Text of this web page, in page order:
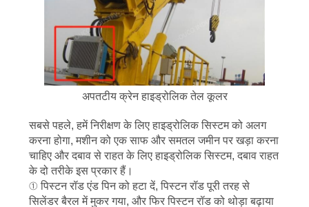
CONTACT
साइटमैप
गोपनीयता
अपतटीय क्रेन हाइड्रोलिक तेल कूलर
सबसे पहले, हमें निरीक्षण के लिए हाइड्रोलिक सिस्टम को अलग
करना होगा, मशीन को एक साफ और समतल जमीन पर खड़ा करना
चाहिए और दबाव से राहत के लिए हाइड्रोलिक सिस्टम, दबाव राहत
के दो तरीके इस प्रकार हैं।
① पिस्टन रॉड एंड पिन को हटा दें, पिस्टन रॉड पूरी तरह से
सिलेंडर बैरल में मुकर गया, और फिर पिस्टन रॉड को थोड़ा बढ़ाया